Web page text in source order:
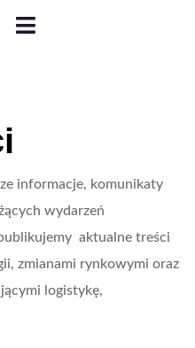
informacje, komunikaty
wydarzeń
aktualne treści
zmianami rynkowymi oraz
logistykę,